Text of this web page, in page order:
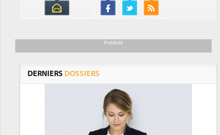
Publicité
DERNIERS DOSSIERS